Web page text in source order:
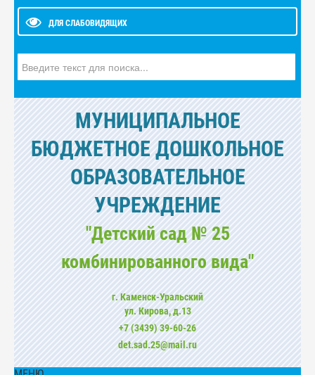
ДЛЯ СЛАБОВИДЯЩИХ
МУНИЦИПАЛЬНОЕ
БЮДЖЕТНОЕ ДОШКОЛЬНОЕ
ОБРАЗОВАТЕЛЬНОЕ
УЧРЕЖДЕНИЕ
"Детский сад № 25
комбинированного вида"
г. Каменск-Уральский
ул. Кирова, д.13
+7 (3439) 39-60-26
det.sad.25@mail.ru